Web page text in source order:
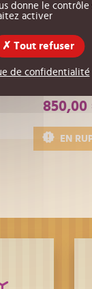
Cuve de fonte
triple paroi,
25
850,00
EN
donne le contrôle
activer
Tout refuser
de confidentialité